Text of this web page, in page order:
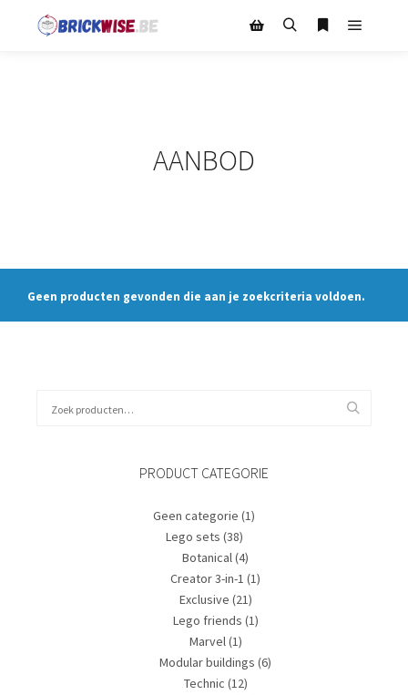
AANBOD
Geen producten gevonden die aan je zoekcriteria voldoen.
PRODUCT CATEGORIE
Geen categorie (1)
Lego sets (38)
Botanical(4)
Creator 3-in-1 (1)
Exclusive (21)
Lego friends (1)
Marvel(1)
Modular buildings (6)
Technic (12)